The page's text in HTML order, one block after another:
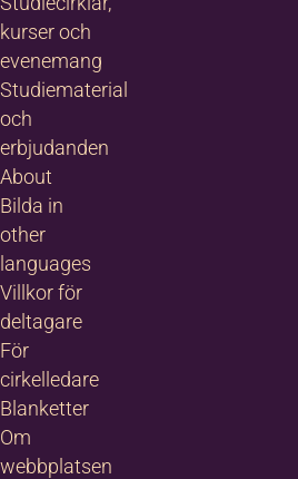
kurser och
evenemang
Studiematerial
och
erbjudanden
About
Bilda in
other
languages
Villkor för
deltagare
För
cirkelledare
Blanketter
Om
webbplatsen